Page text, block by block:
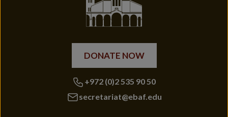
DONATE NOW
+972 (0)2 535 90 50
secretariat@ebaf.edu